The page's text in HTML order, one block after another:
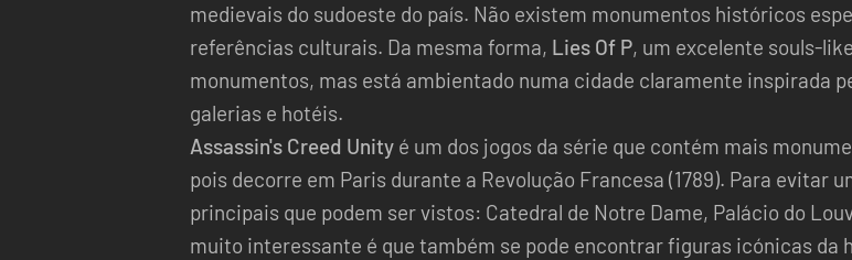
medievais do sudoeste do país. Não existem monumentos históricos
referências culturais. Da mesma forma, Lies Of P, um excelente souls-
monumentos, mas está ambientado numa cidade claramente inspirada
galerias e hotéis.
Assassin's Creed Unity é um dos jogos da série que contém mais
pois decorre em Paris durante a Revolução Francesa (1789). Para evitar
principais que podem ser vistos: Catedral de Notre Dame, Palácio do
muito interessante é que também se pode encontrar figuras icónicas da